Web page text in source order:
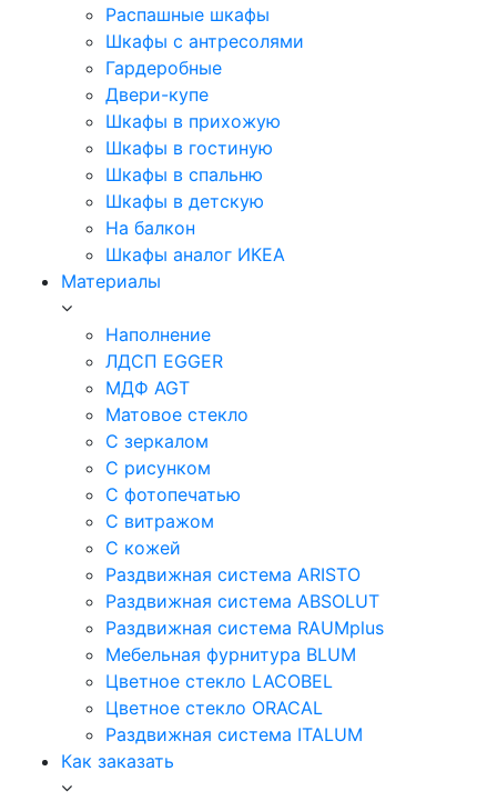
Распашные шкафы
Шкафы с антресолями
Гардеробные
Двери-купе
Шкафы в прихожую
Шкафы в гостиную
Шкафы в спальню
Шкафы в детскую
На балкон
Шкафы аналог ИКЕА
Материалы
Наполнение
ЛДСП EGGER
МДФ AGT
Матовое стекло
С зеркалом
С рисунком
С фотопечатью
С витражом
С кожей
Раздвижная система ARISTO
Раздвижная система ABSOLUT
Раздвижная система RAUMplus
Мебельная фурнитура BLUM
Цветное стекло LACOBEL
Цветное стекло ORACAL
Раздвижная система ITALUM
Как заказать